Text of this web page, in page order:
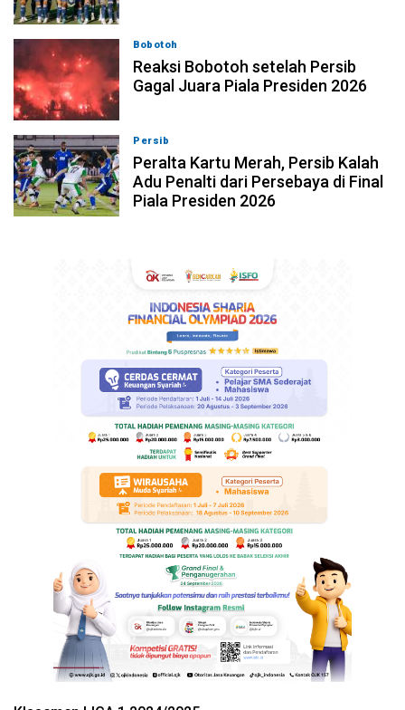
Bobotoh
Reaksi Bobotoh setelah Persib
Gagal Juara Piala Presiden 2026
Persib
Peralta Kartu Merah, Persib Kalah
Adu Penalti dari Persebaya di Final
Piala Presiden 2026